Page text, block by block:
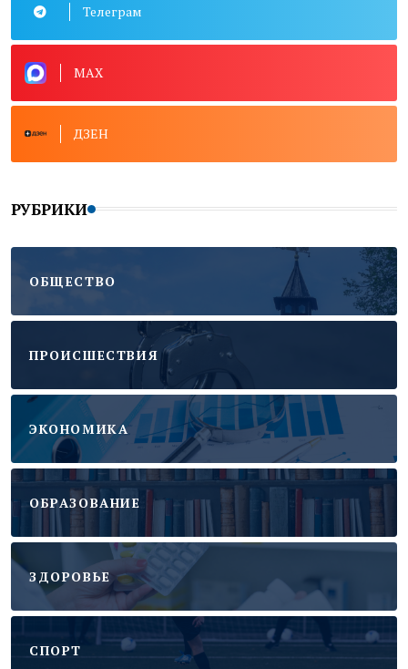
Телеграм
MAX
ДЗЕН
РУБРИКИ
ОБЩЕСТВО
ПРОИСШЕСТВИЯ
ЭКОНОМИКА
ОБРАЗОВАНИЕ
ЗДОРОВЬЕ
CПОРТ